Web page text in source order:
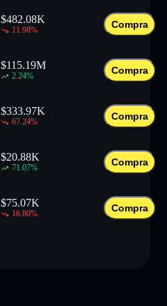
$482.08K
11.98%
Compra
$115.19M
2.24%
Compra
$333.97K
67.24%
Compra
$20.88K
71.07%
Compra
$75.07K
16.80%
Compra